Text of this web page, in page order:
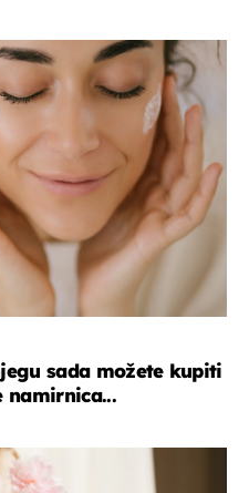
sada možete kupiti
namirnica...